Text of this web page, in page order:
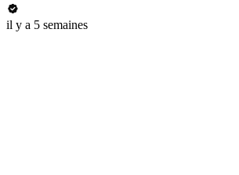
il y a 5 semaines